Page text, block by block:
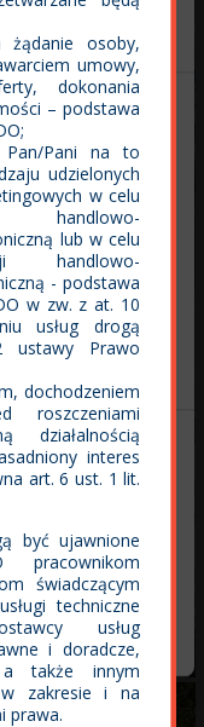
podczas
osoby,
umowy,
dokonania
– podstawa
Pan/Pani na to
udzielonych
w celu
handlowo-
lub w celu
handlowo-
- podstawa
w zw. z at. 10
usług drogą
ustawy Prawo
dochodzeniem
roszczeniami
działalnością
interes
art. 6 ust. 1 lit.
być ujawnione
pracownikom
świadczącym
techniczne
usług
i doradcze,
a także innym
w zakresie i na
prawa.
Firm